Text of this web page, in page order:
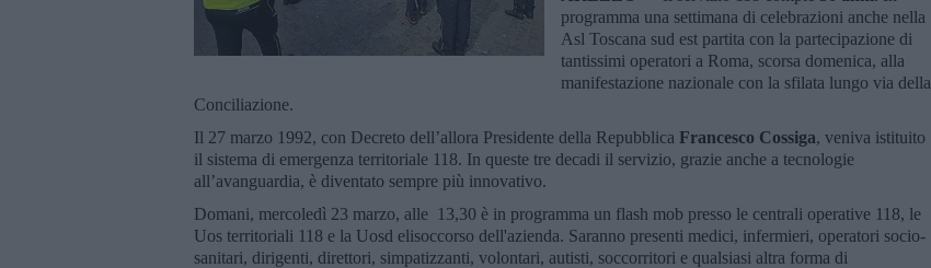
programma una settimana di celebrazioni anche nella
Asl Toscana sud est partita con la partecipazione di
tantissimi operatori a Roma, scorsa domenica, alla
manifestazione nazionale con la sfilata lungo via della
Conciliazione.
Il 27 marzo 1992, con Decreto dell’allora Presidente della Repubblica Francesco Cossiga, veniva istituito
il sistema di emergenza territoriale 118. In queste tre decadi il servizio, grazie anche a tecnologie
all’avanguardia, è diventato sempre più innovativo.
Domani, mercoledì 23 marzo, alle 13,30 è in programma un flash mob presso le centrali operative 118, le
Uos territoriali 118 e la Uosd elisoccorso dell'azienda. Saranno presenti medici, infermieri, operatori socio-
sanitari, dirigenti, direttori, simpatizzanti, volontari, autisti, soccorritori e qualsiasi altra forma di